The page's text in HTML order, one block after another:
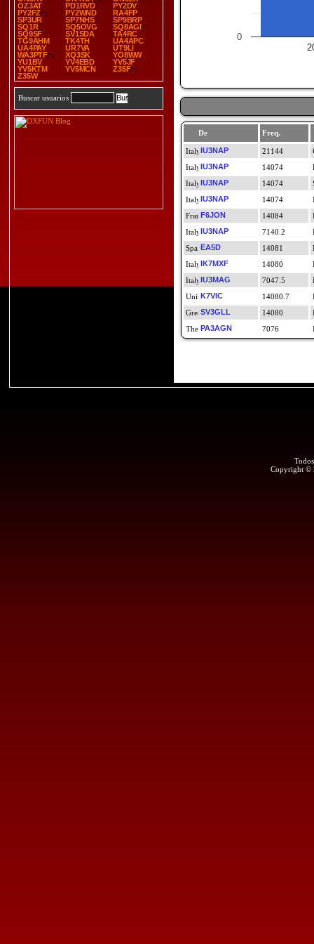
OZ3AT
PD1RVD
PY2DV
PY2FZ
PY2WND
RA4FP
SP3UR
SP7NHS
SP9BRP
SQ1R
SQ5OVG
SQ8AGI
SQ9SF
SV1SDA
TA4RC
TG9AHM
TK4TH
UA4APC
UA4PAY
UR7VA
UT9LI
WA3PTF
XQ3SK
YO8WW
YU1BV
YV4EBD
YV5JF
YV5KTM
YV5MCN
Z35F
Z35W
Buscar usuarios
0
De Freq.
IU3NAP
21144
IU3NAP
14074
IU3NAP
14074
IU3NAP
14074
F6JON
14084
IU3NAP
7140.2
EA5D
14081
IK7MXF
14080
IU3MAG
7047.5
K7VIC
14080.7
SV3GLL
14080
PA3AGN
7076
Copyright ©